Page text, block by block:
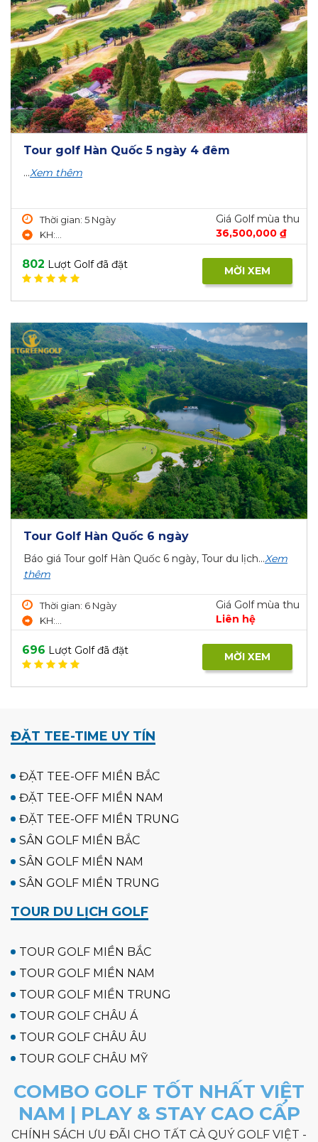
Tour golf Hàn Quốc 5 ngày 4 đêm
...Xem thêm
Thời gian: 5 Ngày
KH:...
Giá Golf mùa thu
36,500,000 ₫
802 Lượt Golf đã đặt MỜI XEM
Tour Golf Hàn Quốc 6 ngày
Báo giá Tour golf Hàn Quốc 6 ngày, Tour du lịch...Xem
thêm
Thời gian: 6 Ngày
KH:...
Giá Golf mùa thu
Liên hệ
696 Lượt Golf đã đặt MỜI XEM
ĐẶT TEE-TIME UY TÍN
ĐẶT TEE-OFF MIỀN BẮC
ĐẶT TEE-OFF MIỀN NAM
ĐẶT TEE-OFF MIỀN TRUNG
SÂN GOLF MIỀN BẮC
SÂN GOLF MIỀN NAM
SÂN GOLF MIỀN TRUNG
TOUR DU LỊCH GOLF
TOUR GOLF MIỀN BẮC
TOUR GOLF MIỀN NAM
TOUR GOLF MIỀN TRUNG
TOUR GOLF CHÂU Á
TOUR GOLF CHÂU ÂU
TOUR GOLF CHÂU MỸ
COMBO GOLF TỐT NHẤT VIỆT
NAM | PLAY & STAY CAO CẤP
CHÍNH SÁCH ƯU ĐÃI CHO TẤT CẢ QUÝ GOLF VIỆT -